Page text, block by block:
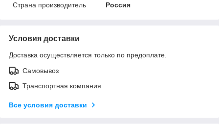
Страна производитель
Россия
Условия доставки
Доставка осуществляется только по предоплате.
Самовывоз
Транспортная компания
Все условия доставки